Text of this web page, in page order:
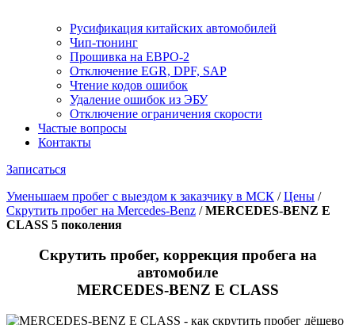
Русификация китайских автомобилей
Чип-тюнинг
Прошивка на ЕВРО-2
Отключение EGR, DPF, SAP
Чтение кодов ошибок
Удаление ошибок из ЭБУ
Отключение ограничения скорости
Частые вопросы
Контакты
Записаться
Уменьшаем пробег с выездом к заказчику в МСК /Цены /
Скрутить пробег на Mercedes-Benz /MERCEDES-BENZ E
CLASS​ 5 поколения
Скрутить пробег, коррекция пробега на
автомобиле
MERCEDES-BENZ E CLASS​